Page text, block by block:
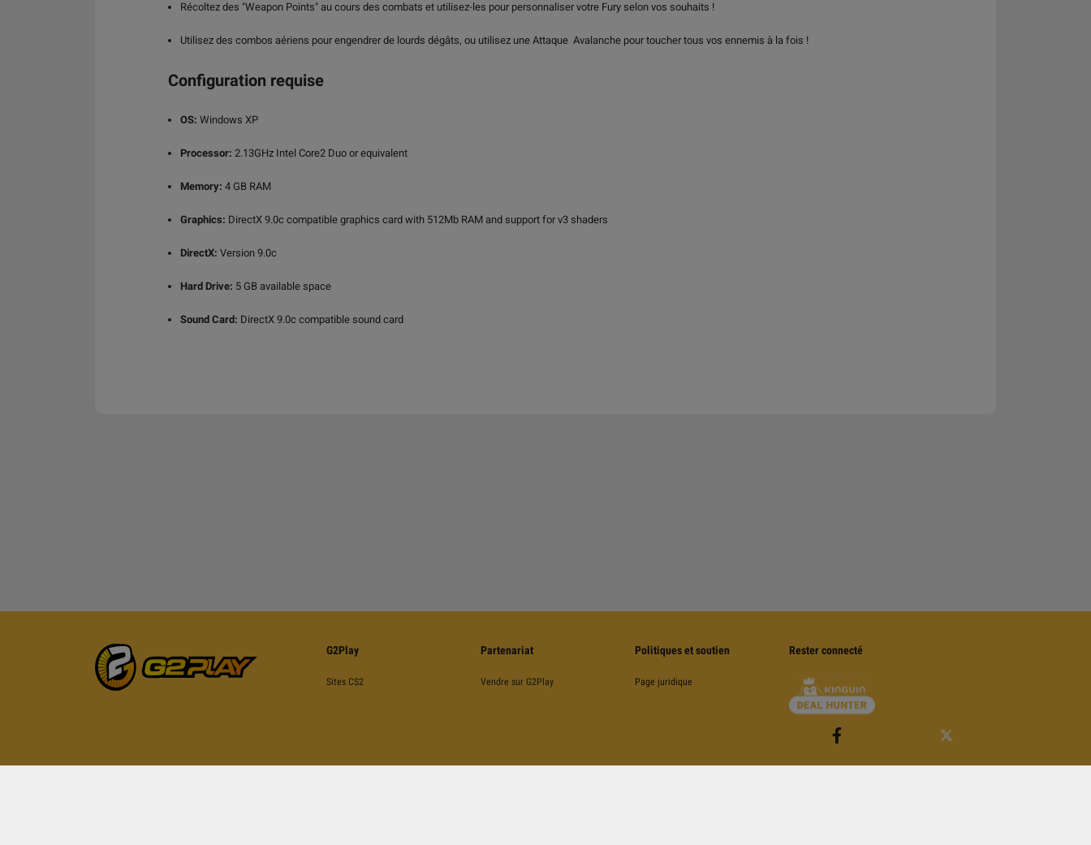
Récoltez des "Weapon Points" au cours des combats et utilisez-les pour personnaliser votre Fury selon vos souhaits !
Utilisez des combos aériens pour engendrer de lourds dégâts, ou utilisez une Attaque Avalanche pour toucher tous vos ennemis à la fois !
Configuration requise
OS: Windows XP
Processor: 2.13GHz Intel Core2 Duo or equivalent
Memory: 4 GB RAM
Graphics: DirectX 9.0c compatible graphics card with 512Mb RAM and support for v3 shaders
DirectX: Version 9.0c
Hard Drive: 5 GB available space
Sound Card: DirectX 9.0c compatible sound card
G2Play
Sites CS2
Partenariat
Vendre sur G2Play
Politiques et soutien
Page juridique
Rester connecté